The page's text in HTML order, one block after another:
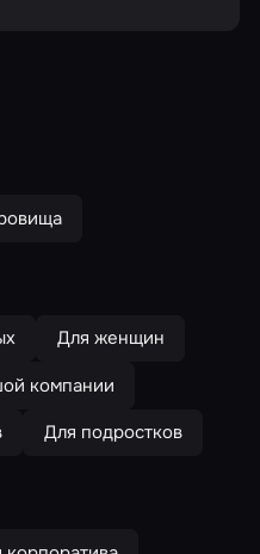
Для женщин
компании
Для подростков